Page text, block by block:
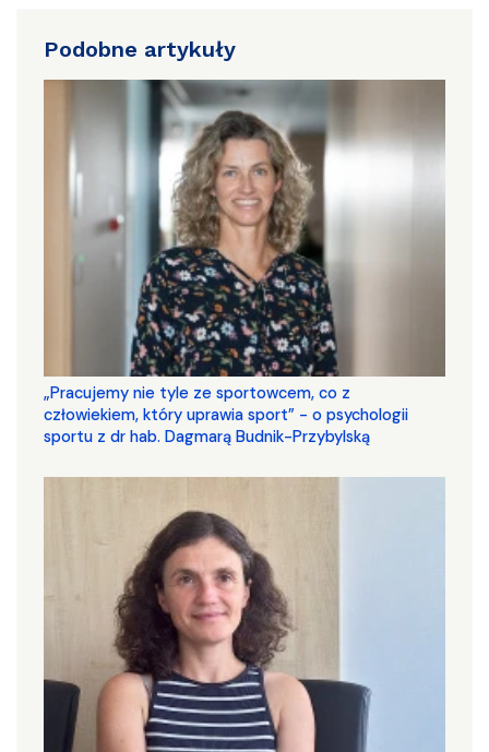
Podobne artykuły
„Pracujemy nie tyle ze sportowcem, co z
człowiekiem, który uprawia sport” - o psychologii
sportu z dr hab. Dagmarą Budnik-Przybylską